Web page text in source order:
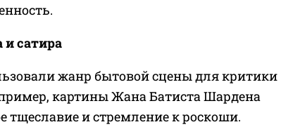
сатира
жанр бытовой сцены для критики
картины Жана Батиста Шардена
тщеславие и стремление к роскоши.